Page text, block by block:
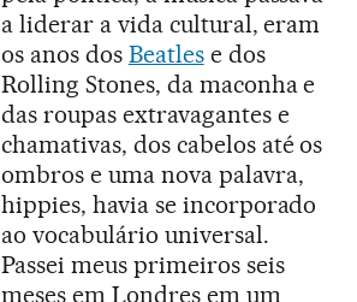
a liderar a vida cultural, eram
os anos dos Beatlese dos
Rolling Stones, da maconha e
das roupas extravagantes e
chamativas, dos cabelos até os
ombros e uma nova palavra,
hippies, havia se incorporado
ao vocabulário universal.
Passei meus primeiros seis
meses em Londres em um